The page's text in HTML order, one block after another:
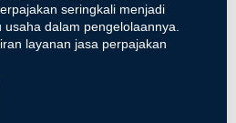
seringkali menjadi
dalam pengelolaannya.
layanan jasa perpajakan